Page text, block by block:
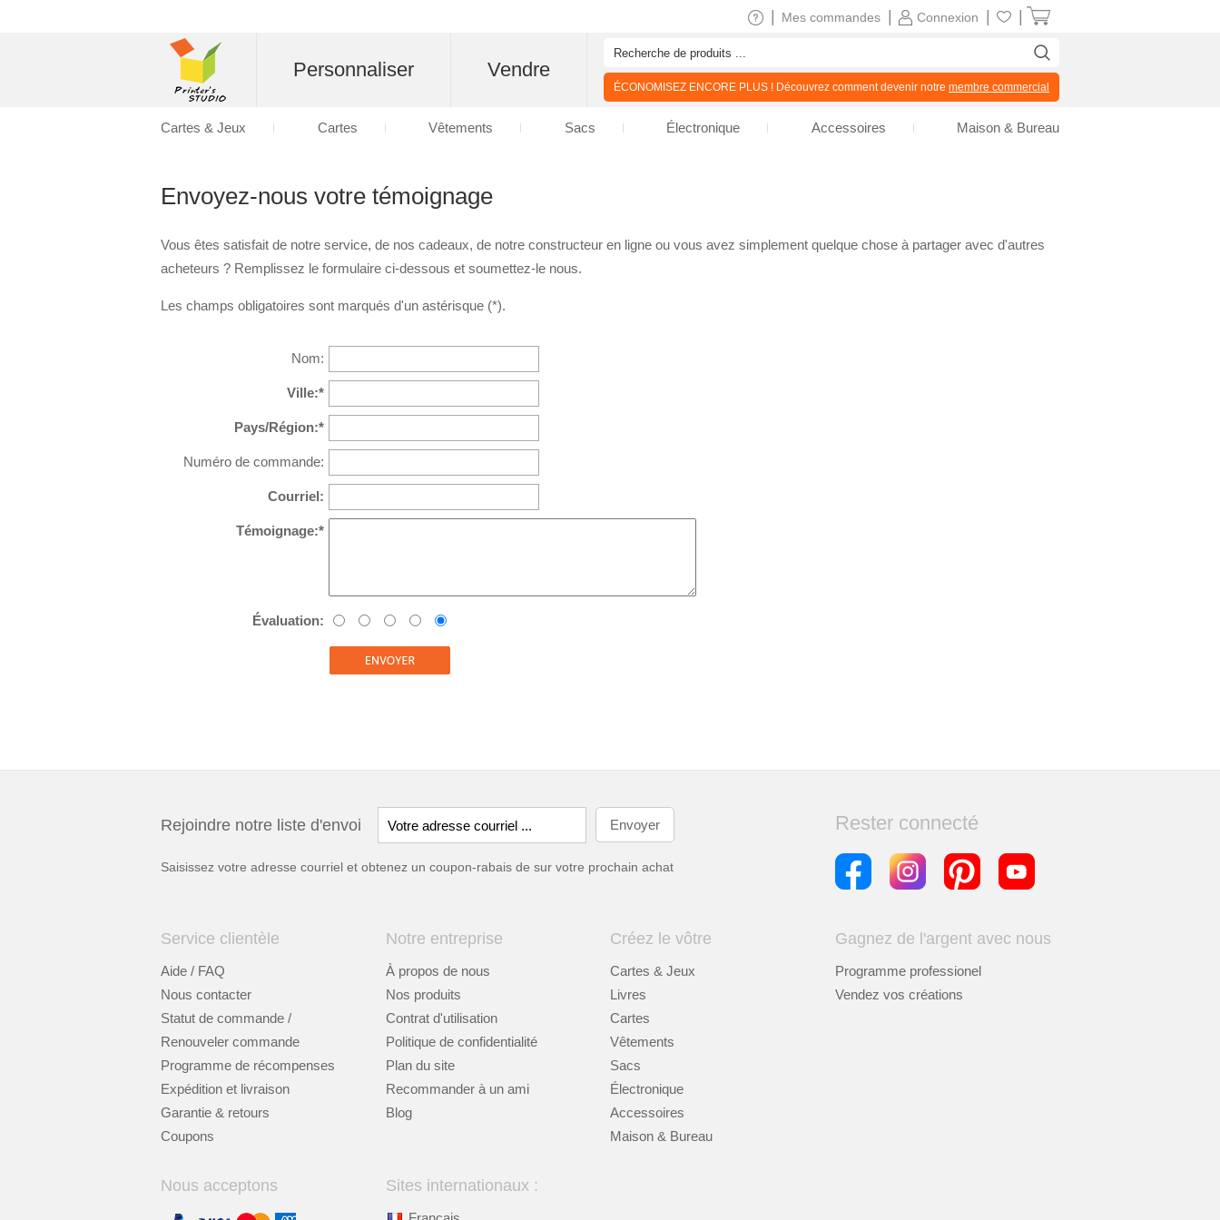
Envoyez-nous votre témoignage
Vous êtes satisfait de notre service, de nos cadeaux, de notre constructeur en ligne ou vous avez simplement quelque chose à partager avec d'autres
acheteurs ? Remplissez le formulaire ci-dessous et soumettez-le nous.
Les champs obligatoires sont marqués d'un astérisque (*).
Nom:
Ville:*
Pays/Région:*
Numéro de commande:
Courriel:
Témoignage:*
Évaluation:
Rejoindre notre liste d'envoi
Saisissez votre adresse courriel et obtenez un coupon-rabais de sur votre prochain achat
Rester connecté
Service clientèle
Aide / FAQ
Nous contacter
Statut de commande /
Renouveler commande
Programme de récompenses
Expédition et livraison
Garantie & retours
Coupons
Notre entreprise
À propos de nous
Nos produits
Contrat d'utilisation
Politique de confidentialité
Plan du site
Recommander à un ami
Blog
Créez le vôtre
Cartes & Jeux
Livres
Cartes
Vêtements
Sacs
Électronique
Accessoires
Maison & Bureau
Gagnez de l'argent avec nous
Programme professionel
Vendez vos créations
Nous acceptons Sites internationaux :
Connexion
Mes commandes
Personnaliser Vendre
ÉCONOMISEZ ENCORE PLUS ! Découvrez comment devenir notre membre commercial
Cartes & Jeux Cartes Vêtements Sacs Électronique Accessoires Maison & Bureau